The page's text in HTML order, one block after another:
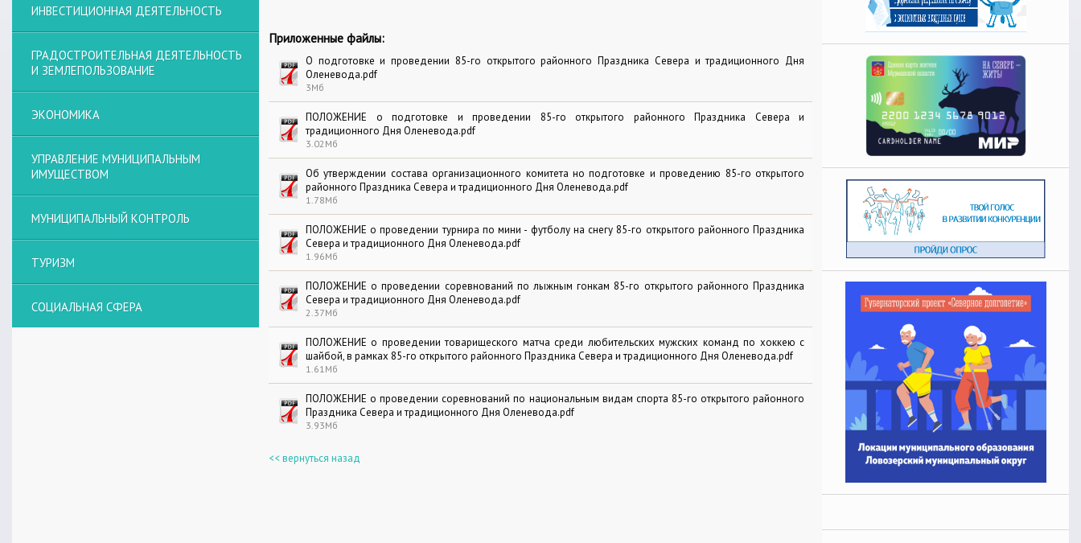
Приложенные файлы:
О подготовке и проведении 85-го открытого районного Праздника Севера и традиционного Дня
Оленевода.pdf
3Мб
ПОЛОЖЕНИЕ о подготовке и проведении 85-го открытого районного Праздника Севера и
традиционного Дня Оленевода.pdf
3.02Мб
Об утверждении состава организационного комитета но подготовке и проведению 85-го открытого
районного Праздника Севера и традиционного Дня Оленевода.pdf
1.78Мб
ПОЛОЖЕНИЕ о проведении турнира по мини - футболу на снегу 85-го открытого районного Праздника
Севера и традиционного Дня Оленевода.pdf
1.96Мб
ПОЛОЖЕНИЕ о проведении соревнований по лыжным гонкам 85-го открытого районного Праздника
Севера и традиционного Дня Оленевода.pdf
2.37Мб
ПОЛОЖЕНИЕ о проведении товарищеского матча среди любительских мужских команд по хоккею с
шайбой, в рамках 85-го открытого районного Праздника Севера и традиционного Дня Оленевода.pdf
1.61Мб
ПОЛОЖЕНИЕ о проведении соревнований по национальным видам спорта 85-го открытого районного
Праздника Севера и традиционного Дня Оленевода.pdf
3.93Мб
<< вернуться назад
ИНВЕСТИЦИОННАЯ ДЕЯТЕЛЬНОСТЬ
ГРАДОСТРОИТЕЛЬНАЯ ДЕЯТЕЛЬНОСТЬ
И ЗЕМЛЕПОЛЬЗОВАНИЕ
ЭКОНОМИКА
УПРАВЛЕНИЕ МУНИЦИПАЛЬНЫМ
ИМУЩЕСТВОМ
МУНИЦИПАЛЬНЫЙ КОНТРОЛЬ
ТУРИЗМ
СОЦИАЛЬНАЯ СФЕРА